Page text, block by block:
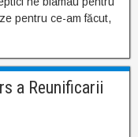
pentru ce-am făcut,
a Reunificarii